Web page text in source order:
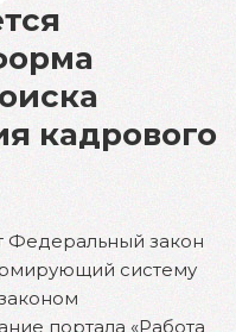
кадрового
Федеральный закон
систему
портала «Работа